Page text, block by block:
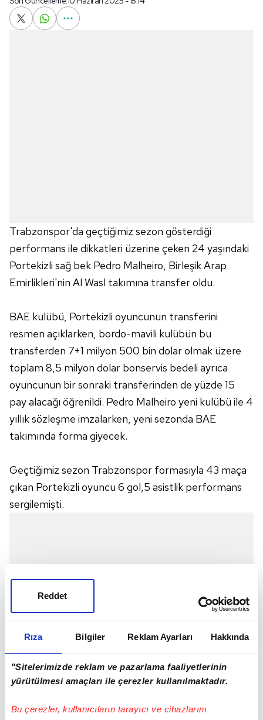
Rıza Bilgiler Reklam Ayarları Hakkında
"Sitelerimizde reklam ve pazarlama faaliyetlerinin
yürütülmesi amaçları ile çerezler kullanılmaktadır.
Bu çerezler, kullanıcıların tarayıcı ve cihazlarını
Reddet
Trabzonspor'da geçtiğimiz sezon gösterdiği
performans ile dikkatleri üzerine çeken 24 yaşındaki
Portekizli sağ bek Pedro Malheiro, Birleşik Arap
Emirlikleri'nin Al Wasl takımına transfer oldu.
BAE kulübü, Portekizli oyuncunun transferini
resmen açıklarken, bordo-mavili kulübün bu
transferden 7+1 milyon 500 bin dolar olmak üzere
toplam 8,5 milyon dolar bonservis bedeli ayrıca
oyuncunun bir sonraki transferinden de yüzde 15
pay alacağı öğrenildi. Pedro Malheiro yeni kulübü ile 4
yıllık sözleşme imzalarken, yeni sezonda BAE
takımında forma giyecek.
Geçtiğimiz sezon Trabzonspor formasıyla 43 maça
çıkan Portekizli oyuncu 6 gol,5 asistlik performans
sergilemişti.
İŞTE YAPILAN PAYLAŞIM: